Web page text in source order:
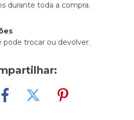
durante toda a compra.
pode trocar ou devolver.